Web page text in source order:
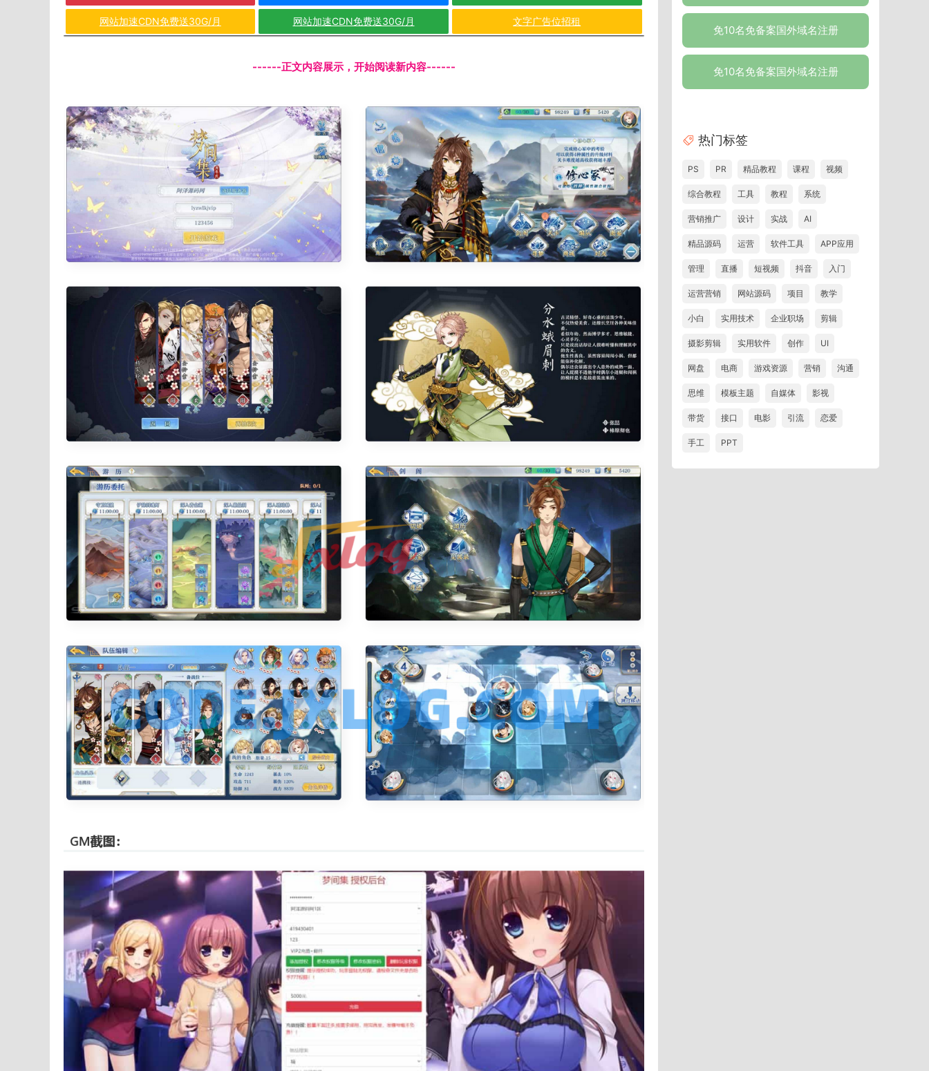
网站加速CDN免费送30G/月 网站加速CDN免费送30G/月 文字广告位招租
------正文内容展示，开始阅读新内容------
免10名免备案国外域名注册
免10名免备案国外域名注册
热门标签
PS PR 精品教程 课程 视频
综合教程 工具 教程 系统
营销推广 设计 实战 AI
精品源码 运营 软件工具 APP应用
管理 直播 短视频 抖音 入门
运营营销 网站源码 项目 教学
小白 实用技术 企业职场 剪辑
摄影剪辑 实用软件 创作 UI
网盘 电商 游戏资源 营销 沟通
思维 模板主题 自媒体 影视
带货 接口 电影 引流 恋爱
手工 PPT